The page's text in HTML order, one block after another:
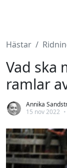
Hästar
Vad ska
ramlar
Annika
15 nov 2022 •